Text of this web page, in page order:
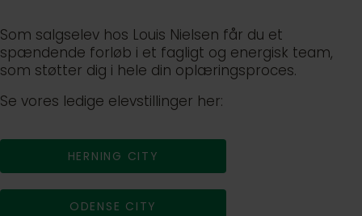
Som salgselev hos Louis Nielsen får du et
spændende forløb i et fagligt og energisk team,
som støtter dig i hele din oplæringsproces.
Se vores ledige elevstillinger her:
HERNING CITY
ODENSE CITY